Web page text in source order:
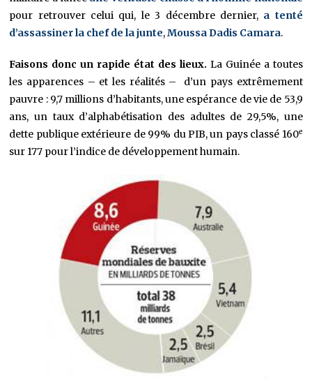
pour retrouver celui qui, le 3 décembre dernier, a tenté
d’assassiner la chef de la junte,Moussa Dadis Camara.
Faisons donc un rapide état des lieux. La Guinée a toutes
les apparences – et les réalités – d’un pays extrêmement
pauvre : 9,7 millions d’habitants, une espérance de vie de 53,9
ans, un taux d’alphabétisation des adultes de 29,5%, une
dette publique extérieure de 99% du PIB, un pays classé 160e
sur 177 pour l’indice de développement humain.